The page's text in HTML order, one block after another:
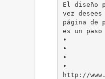
El diseño
vez
página de
es un
•
•
•
•
http://